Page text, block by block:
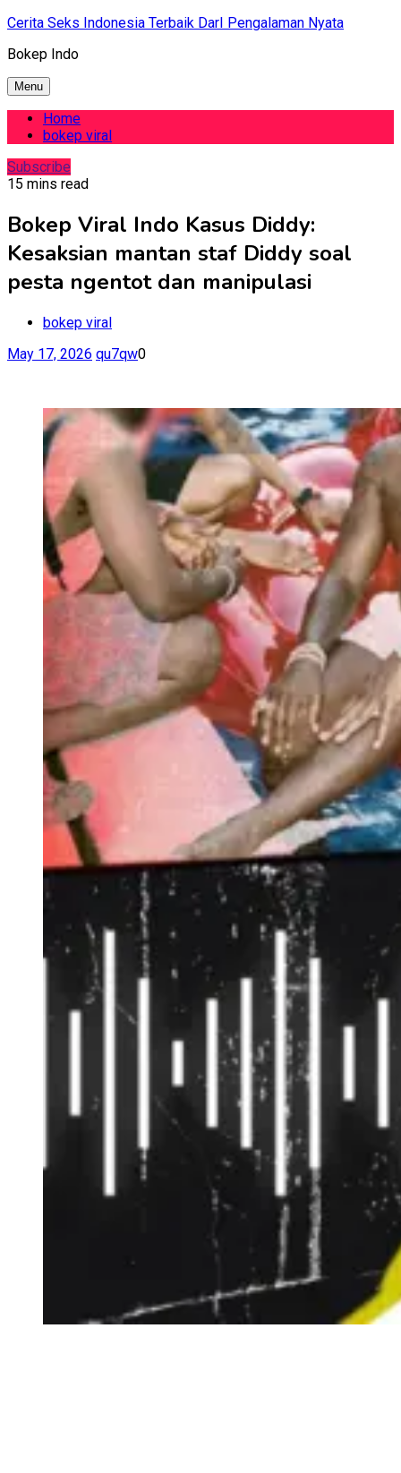
Skip
content
Cerita Seks Indonesia Terbaik DarI Pengalaman Nyata
Bokep Indo
Menu
Home
bokep viral
Subscribe
15 mins read
Bokep Viral Indo Kasus Diddy:
Kesaksian mantan staf Diddy soal
pesta ngentot dan manipulasi
bokep viral
May 17, 2026 qu7qw0